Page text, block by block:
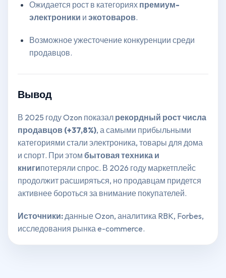
Ожидается рост в категориях премиум-
электроники и экотоваров.
Возможное ужесточение конкуренции среди
продавцов.
Вывод
В 2025 году Ozon показал рекордный рост числа
продавцов (+37,8%), а самыми прибыльными
категориями стали электроника, товары для дома
и спорт. При этомбытовая техника и
книгипотеряли спрос. В 2026 году маркетплейс
продолжит расширяться, но продавцам придется
активнее бороться за внимание покупателей.
Источники:данные Ozon, аналитика RBK, Forbes,
исследования рынка e-commerce.